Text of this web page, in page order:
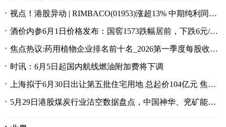
视点！港股异动 | RIMBACO(01953)涨超13% 中期纯利同比增长398% 收益增超五成
酒价内参6月1日价格发布：国窖1573跌幅居前，下跌6元/瓶，失守890元
焦点热议:药用植物企业排名前十名_2026第一季度每股收益10大排行榜
时讯：6月5日起国内航线燃油附加费将下调
上海拟于6月30日出让第五批住宅用地 总起价104亿元 焦点速递
5月29日港股煤炭行业沽空数据盘点，中国神华、兖矿能源、中煤能源沽空金额位居行业前三